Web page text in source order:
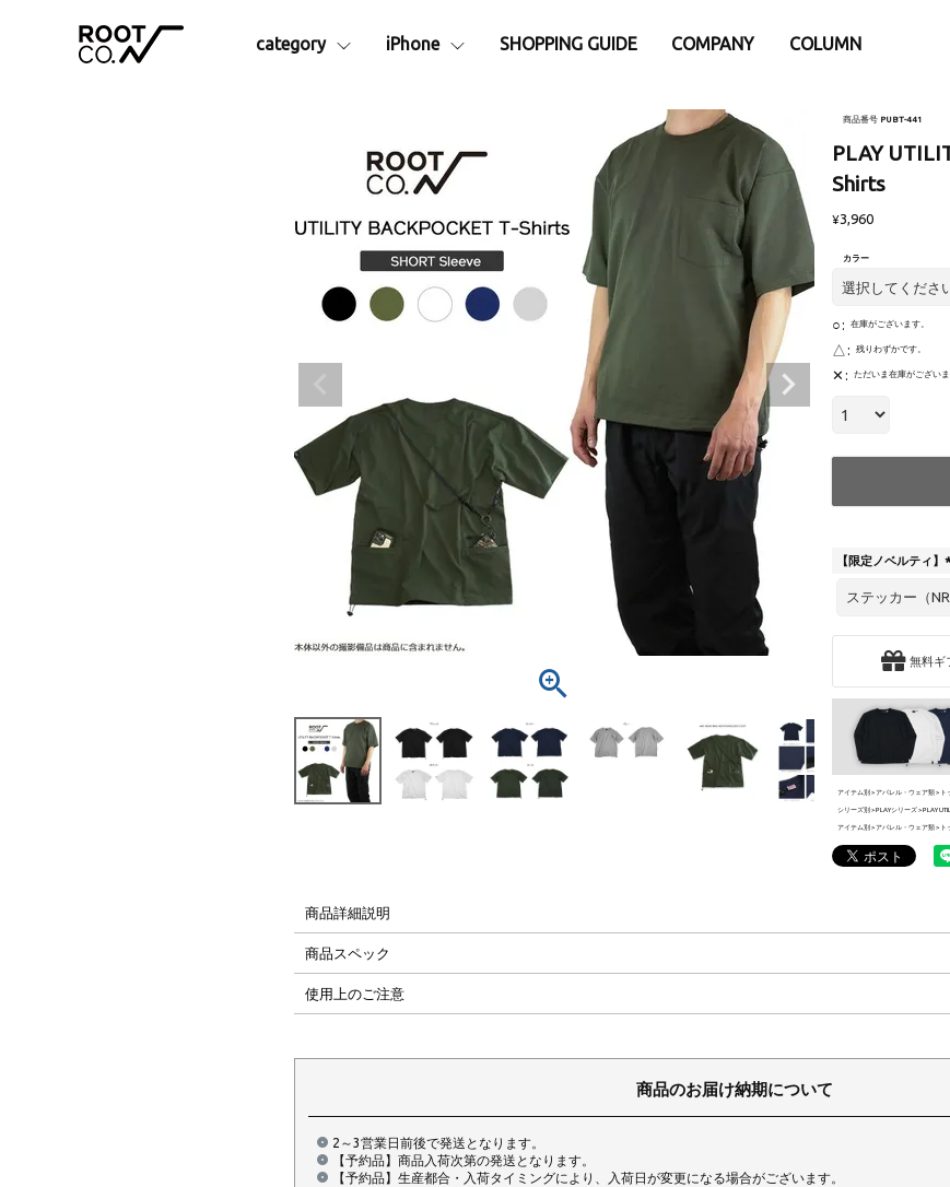
category
iPhoneケース
Apple Watch専用アクセサリー
├カラビナ
├ショルダー・ネックストラップ
├MagSafe関連アクセサリー
├カーマウント
├液晶保護ガラスフィルム
├インナーシート
└その他
ランタン・充電器・バッテリー
予備・交換パーツ
アパレル・ウェア類
├トップス
- バックポケットシリーズ
- Tシャツ
- ロングスリープTシャ
- スウェット
- アウター
├パンツ
- ロングパンツ
- ショーツ
└その他
ファニチャー
iPhone
iPhone16Pro
iPhone16ProMax
iPhone15Pro
iPhone15ProMax
SHOPPING GUIDE COMPANY COLUMN
商品番号 PUBT-441
PLAY
Shirts
¥3,960
カラー
○ 在庫がございます。
△ 残りわずかです。
✕ ただいま在庫がございま
【限定ノベルティ】
無料ギ
アイテム別 アパレル・ウェア類 ト
シリーズ別 PLAYシリーズ PLAY
アイテム別 アパレル・ウェア類 ト
商品詳細説明
商品スペック
使用上のご注意
商品のお届け納期について
2～3営業日前後で発送となります。
【予約品】商品入荷次第の発送となります。
【予約品】生産都合・入荷タイミングにより、入荷日が変更になる場合がございます。